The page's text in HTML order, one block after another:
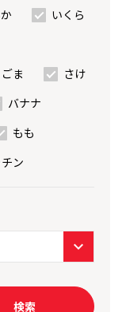
いくら
ごま
さけ
バナナ
もも
ン
検索